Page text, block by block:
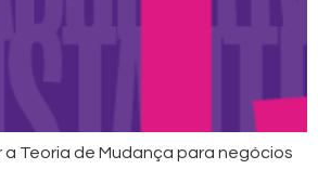
Teoria de Mudança para negócios